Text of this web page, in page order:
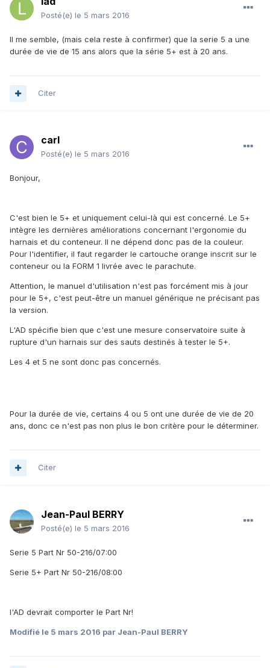
Posté(e) le 5 mars 2016
Il me semble, (mais cela reste à confirmer) que la serie 5 a une
durée de vie de 15 ans alors que la série 5+ est à 20 ans.
Citer
carl
Posté(e) le 5 mars 2016
Bonjour,
C'est bien le 5+ et uniquement celui-là qui est concerné. Le 5+
intègre les dernières améliorations concernant l'ergonomie du
harnais et du conteneur. Il ne dépend donc pas de la couleur.
Pour l'identifier, il faut regarder le cartouche orange inscrit sur le
conteneur ou la FORM 1 livrée avec le parachute.
Attention, le manuel d'utilisation n'est pas forcément mis à jour
pour le 5+, c'est peut-être un manuel générique ne précisant pas
la version.
L'AD spécifie bien que c'est une mesure conservatoire suite à
rupture d'un harnais sur des sauts destinés à tester le 5+.
Les 4 et 5 ne sont donc pas concernés.
Pour la durée de vie, certains 4 ou 5 ont une durée de vie de 20
ans, donc ce n'est pas non plus le bon critère pour le déterminer.
Citer
Jean-Paul BERRY
Posté(e) le 5 mars 2016
Serie 5 Part Nr 50-216/07:00
Serie 5+ Part Nr 50-216/08:00
l'AD devrait comporter le Part Nr!
Modifié le 5 mars 2016 par Jean-Paul BERRY